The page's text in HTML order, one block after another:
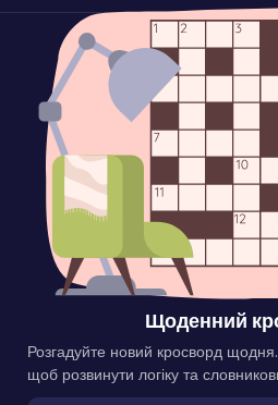
Щоденний
Розгадуйте новий кросворд щодня.
щоб розвинути логіку та